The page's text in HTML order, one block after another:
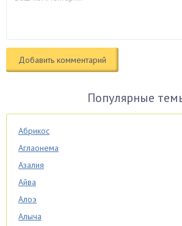
Популярные
Абрикос
Аглаонема
Азалия
Айва
Алоэ
Алыча